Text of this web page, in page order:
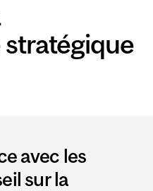
avec les
sur la